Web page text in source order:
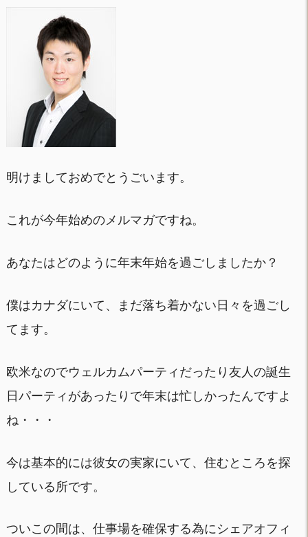
明けましておめでとうごいます。
これが今年始めのメルマガですね。
あなたはどのように年末年始を過ごしましたか？
僕はカナダにいて、まだ落ち着かない日々を過ごし
てます。
欧米なのでウェルカムパーティだったり友人の誕生
日パーティがあったりで年末は忙しかったんですよ
ね・・・
今は基本的には彼女の実家にいて、住むところを探
している所です。
ついこの間は、仕事場を確保する為にシェアオフィ